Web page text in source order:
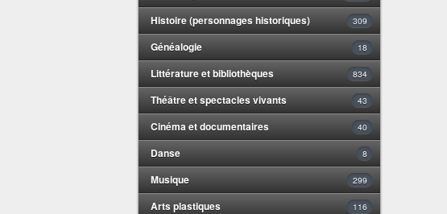
Histoire (personnages historiques) 309
Généalogie 18
Littérature et bibliothèques 834
Théâtre et spectacles vivants 43
Cinéma et documentaires 40
Danse 8
Musique 299
Arts plastiques 116